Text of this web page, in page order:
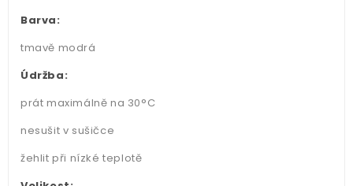
Barva:
tmavě modrá
Údržba:
prát maximálně na 30°C
nesušit v sušičce
žehlit při nízké teplotě